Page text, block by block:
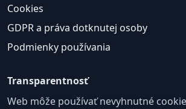
Cookies
GDPR a práva dotknutej osoby
Podmienky používania
Transparentnosť
Web môže používať nevyhnutné